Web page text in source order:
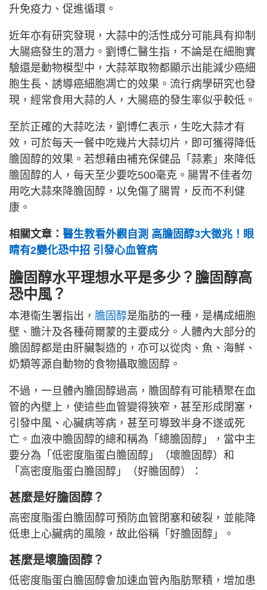
升免疫力、促進循環。
近年亦有研究發現，大蒜中的活性成分可能具有抑制
大腸癌發生的潛力。劉博仁醫生指，不論是在細胞實
驗還是動物模型中，大蒜萃取物都顯示出能減少癌細
胞生長、誘導癌細胞凋亡的效果。流行病學研究也發
現，經常食用大蒜的人，大腸癌的發生率似乎較低。
至於正確的大蒜吃法，劉博仁表示，生吃大蒜才有
效，可於每天一餐中吃幾片大蒜切片，即可獲得降低
膽固醇的效果。若想藉由補充保健品「蒜素」來降低
膽固醇的人，每天至少要吃500毫克。腸胃不佳者勿
用吃大蒜來降膽固醇，以免傷了腸胃，反而不利健
康。
相關文章： 醫生教看外觀自測 高膽固醇3大徵兆！眼
睛有2變化恐中招 引發心血管病
膽固醇水平理想水平是多少？膽固醇高
恐中風？
本港衞生署指出， 膽固醇是脂肪的一種，是構成細胞
壁、膽汁及各種荷爾蒙的主要成分。人體內大部分的
膽固醇都是由肝臟製造的，亦可以從肉、魚、海鮮、
奶類等源自動物的食物攝取膽固醇。
不過，一旦體內膽固醇過高，膽固醇有可能積聚在血
管的內壁上，使這些血管變得狹窄，甚至形成閉塞，
引發中風、心臟病等病，甚至可導致半身不遂或死
亡。血液中膽固醇的總和稱為「總膽固醇」，當中主
要分為「低密度脂蛋白膽固醇」（壞膽固醇）和
「高密度脂蛋白膽固醇」（好膽固醇）：
甚麼是好膽固醇？
高密度脂蛋白膽固醇可預防血管閉塞和破裂，並能降
低患上心臟病的風險，故此俗稱「好膽固醇」。
甚麼是壞膽固醇？
低密度脂蛋白膽固醇會加速血管內脂肪聚積，增加患